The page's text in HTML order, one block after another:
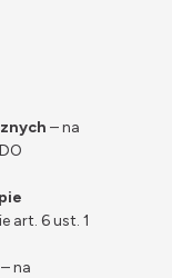
– na
art. 6 ust. 1
– na